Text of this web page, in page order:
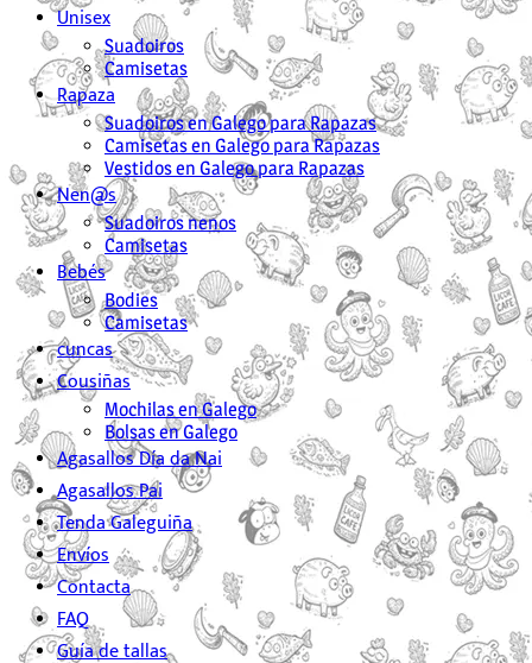
Unisex
Suadoiros
Camisetas
Rapaza
Suadoiros en Galego para Rapazas
Camisetas en Galego para Rapazas
Vestidos en Galego para Rapazas
Nen@s
Suadoiros nenos
Camisetas
Bebés
Bodies
Camisetas
cuncas
Cousiñas
Mochilas en Galego
Bolsas en Galego
Agasallos Día da Nai
Agasallos Pai
Tenda Galeguiña
Envíos
Contacta
FAQ
Guía de tallas